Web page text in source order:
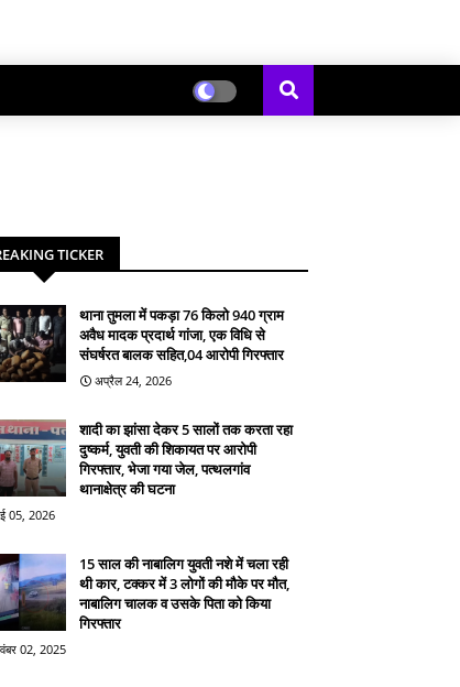
TICKER
थाना तुमला में पकड़ा 76 किलो 940 ग्राम
अवैध मादक प्रदार्थ गांजा, एक विधि से
संघर्षरत बालक सहित,04 आरोपी गिरफ्तार
अप्रैल 24, 2026
शादी का झांसा देकर 5 सालों तक करता रहा
दुष्कर्म, युवती की शिकायत पर आरोपी
गिरफ्तार, भेजा गया जेल, पत्थलगांव
थानाक्षेत्र की घटना
05, 2026
15 साल की नाबालिग युवती नशे में चला रही
थी कार, टक्कर में 3 लोगों की मौके पर मौत,
नाबालिग चालक व उसके पिता को किया
गिरफ्तार
02, 2025